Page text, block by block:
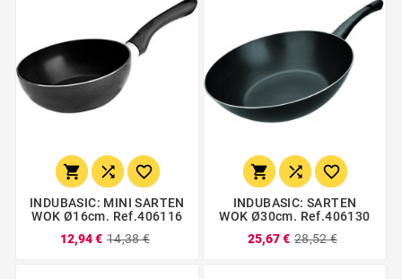
  
INDUBASIC: MINI SARTEN
WOK Ø16cm. Ref.406116
12,94 € 14,38 €
  
INDUBASIC: SARTEN
WOK Ø30cm. Ref.406130
25,67 € 28,52 €